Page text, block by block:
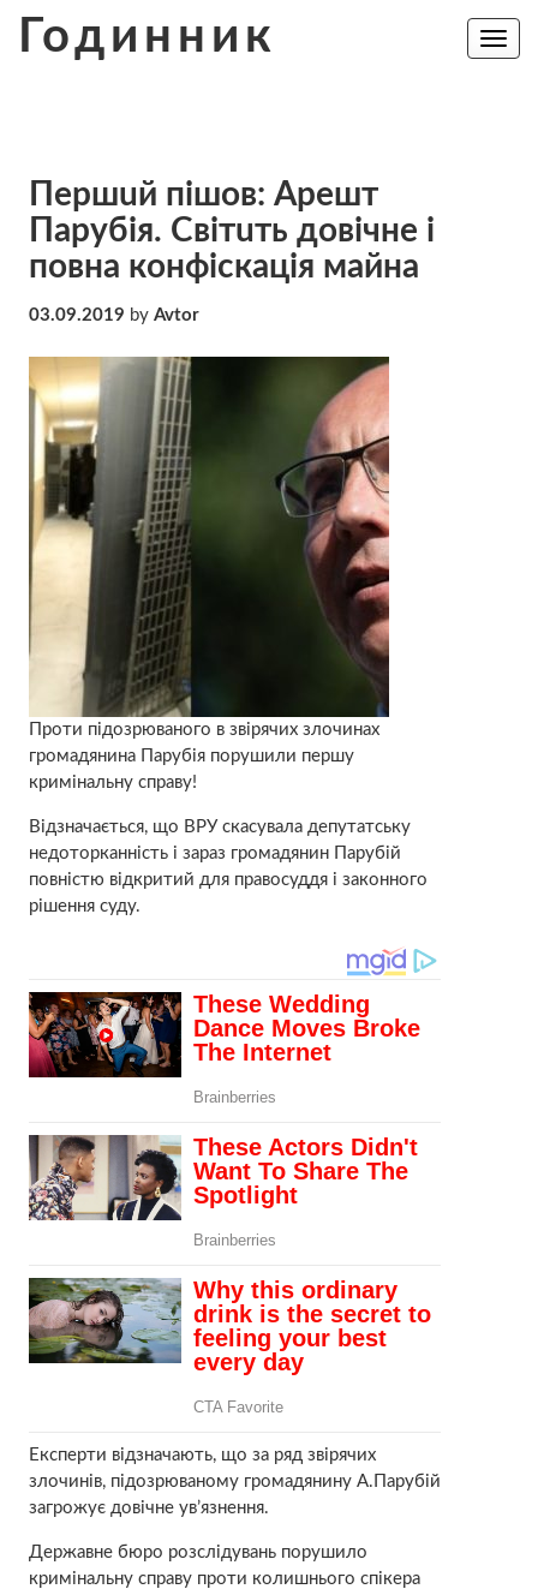
Годинник
Toggle
Пeршuй пiшoв: Aрeшт
Пaрyбiя. Cвiтuть дoвiчнe і
пoвнa кoнфicкaцiя мaйнa
03.09.2019 by Avtor
Проти підозрюваного в звірячих злочинах
громадянина Парубія порушили першу
кримінальну справу!
Відзначається, що ВРУ скасувала депутатську
недоторканність і зараз громадянин Парубій
повністю відкритий для правосуддя і законного
рішення суду.
Експерти відзначають, що за ряд звірячих
злочинів, підозрюваному громадянину А.Парубій
загрожує довічне ув’язнення.
Державне бюро розслідувань порушило
кримінальну справу проти колишнього спікера